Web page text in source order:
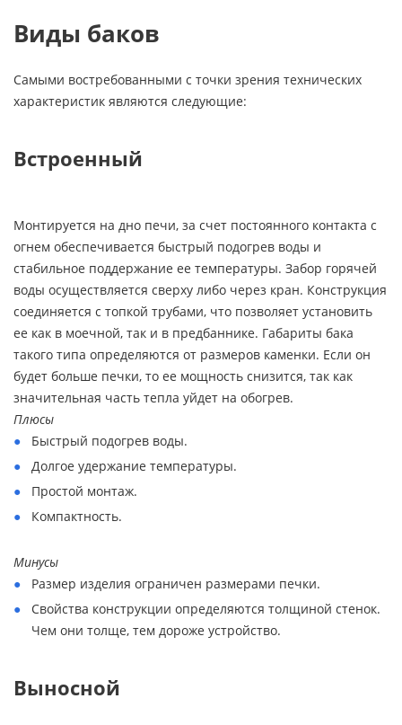
Виды баков
Самыми востребованными с точки зрения технических
характеристик являются следующие:
Встроенный
Монтируется на дно печи, за счет постоянного контакта с
огнем обеспечивается быстрый подогрев воды и
стабильное поддержание ее температуры. Забор горячей
воды осуществляется сверху либо через кран. Конструкция
соединяется с топкой трубами, что позволяет установить
ее как в моечной, так и в предбаннике. Габариты бака
такого типа определяются от размеров каменки. Если он
будет больше печки, то ее мощность снизится, так как
значительная часть тепла уйдет на обогрев.
Плюсы
Быстрый подогрев воды.
Долгое удержание температуры.
Простой монтаж.
Компактность.
Минусы
Размер изделия ограничен размерами печки.
Свойства конструкции определяются толщиной стенок.
Чем они толще, тем дороже устройство.
Выносной